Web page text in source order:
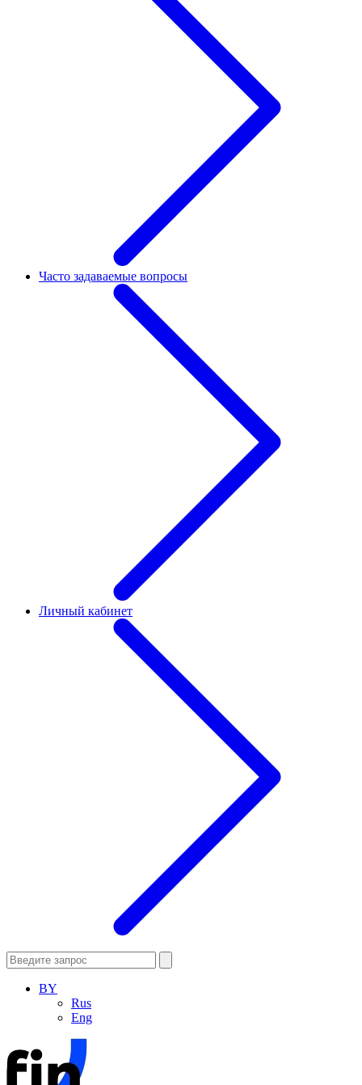
Часто задаваемые вопросы
Личный кабинет
BY
Rus
Eng